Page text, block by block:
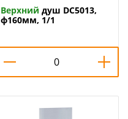
Верхний душ DC5013,
ф160мм, 1/1